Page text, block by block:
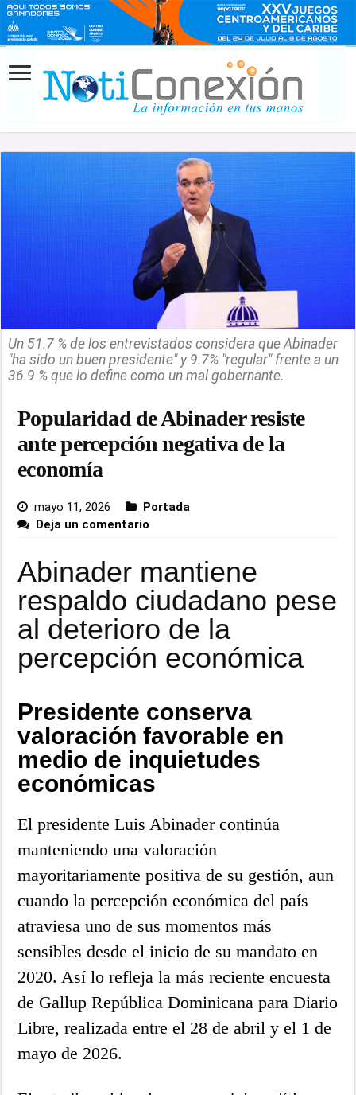
Un 51.7 % de los entrevistados considera que Abinader
"ha sido un buen presidente" y 9.7% "regular" frente a un
36.9 % que lo define como un mal gobernante.
Popularidad de Abinader resiste
ante percepción negativa de la
economía
mayo 11, 2026
Portada
Deja un comentario
Abinader mantiene
respaldo ciudadano pese
al deterioro de la
percepción económica
Presidente conserva
valoración favorable en
medio de inquietudes
económicas
El presidente Luis Abinader continúa
manteniendo una valoración
mayoritariamente positiva de su gestión, aun
cuando la percepción económica del país
atraviesa uno de sus momentos más
sensibles desde el inicio de su mandato en
2020. Así lo refleja la más reciente encuesta
de Gallup República Dominicana para Diario
Libre, realizada entre el 28 de abril y el 1 de
mayo de 2026.